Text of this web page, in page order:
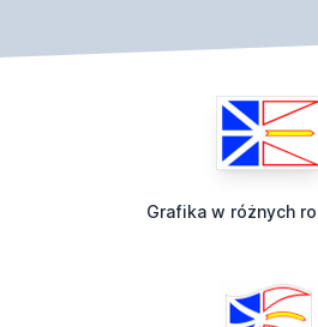
Grafika w różnych